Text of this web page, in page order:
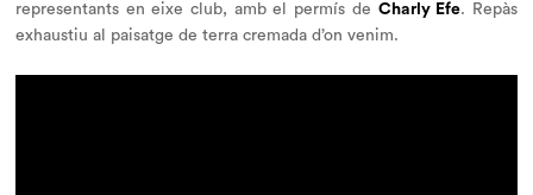
representants en eixe club, amb el permís de Charly Efe. Repàs
exhaustiu al paisatge de terra cremada d’on venim.